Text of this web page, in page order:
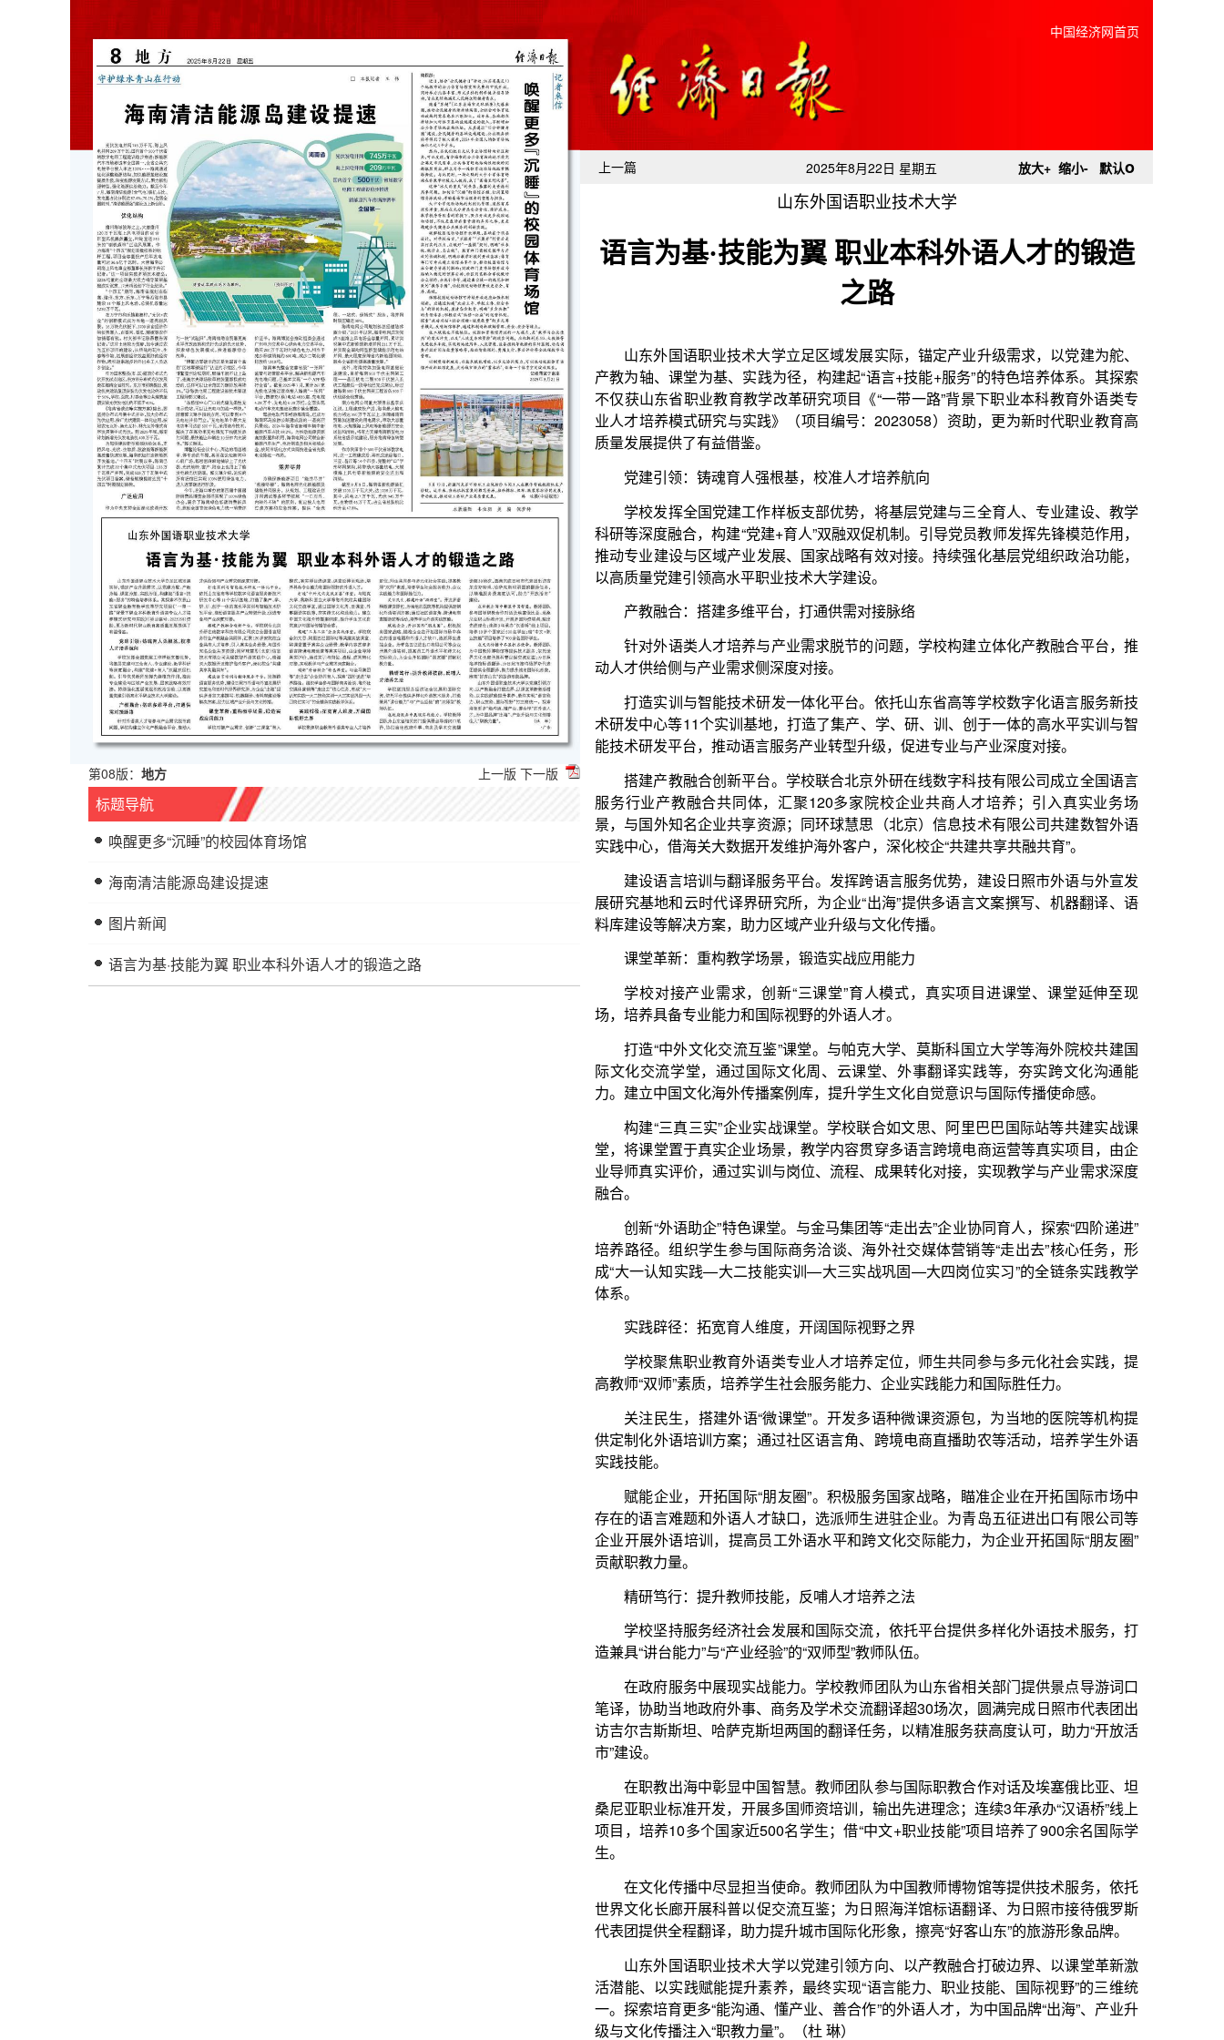
第08版： 地方 上一版 下一版
标题导航
唤醒更多“沉睡”的校园体育场馆
海南清洁能源岛建设提速
图片新闻
语言为基·技能为翼 职业本科外语人才的锻造之路
中国经济网首页
上一篇 2025年8月22日 星期五 放大+ 缩小- 默认o
山东外国语职业技术大学
语言为基·技能为翼 职业本科外语人才的锻造
之路
山东外国语职业技术大学立足区域发展实际，锚定产业升级需求，以党建为舵、
产教为轴、课堂为基、实践为径，构建起“语言+技能+服务”的特色培养体系。其探索
不仅获山东省职业教育教学改革研究项目《“一带一路”背景下职业本科教育外语类专
业人才培养模式研究与实践》（项目编号：2023058）资助，更为新时代职业教育高
质量发展提供了有益借鉴。
党建引领：铸魂育人强根基，校准人才培养航向
学校发挥全国党建工作样板支部优势，将基层党建与三全育人、专业建设、教学
科研等深度融合，构建“党建+育人”双融双促机制。引导党员教师发挥先锋模范作用，
推动专业建设与区域产业发展、国家战略有效对接。持续强化基层党组织政治功能，
以高质量党建引领高水平职业技术大学建设。
产教融合：搭建多维平台，打通供需对接脉络
针对外语类人才培养与产业需求脱节的问题，学校构建立体化产教融合平台，推
动人才供给侧与产业需求侧深度对接。
打造实训与智能技术研发一体化平台。依托山东省高等学校数字化语言服务新技
术研发中心等11个实训基地，打造了集产、学、研、训、创于一体的高水平实训与智
能技术研发平台，推动语言服务产业转型升级，促进专业与产业深度对接。
搭建产教融合创新平台。学校联合北京外研在线数字科技有限公司成立全国语言
服务行业产教融合共同体，汇聚120多家院校企业共商人才培养；引入真实业务场
景，与国外知名企业共享资源；同环球慧思（北京）信息技术有限公司共建数智外语
实践中心，借海关大数据开发维护海外客户，深化校企“共建共享共融共育”。
建设语言培训与翻译服务平台。发挥跨语言服务优势，建设日照市外语与外宣发
展研究基地和云时代译界研究所，为企业“出海”提供多语言文案撰写、机器翻译、语
料库建设等解决方案，助力区域产业升级与文化传播。
课堂革新：重构教学场景，锻造实战应用能力
场，培养具备专业能力和国际视野的外语人才。
打造“中外文化交流互鉴”课堂。与帕克大学、莫斯科国立大学等海外院校共建国
际文化交流学堂，通过国际文化周、云课堂、外事翻译实践等，夯实跨文化沟通能
力。建立中国文化海外传播案例库，提升学生文化自觉意识与国际传播使命感。
堂，将课堂置于真实企业场景，教学内容贯穿多语言跨境电商运营等真实项目，由企
业导师真实评价，通过实训与岗位、流程、成果转化对接，实现教学与产业需求深度
创新“外语助企”特色课堂。与金马集团等“走出去”企业协同育人，探索“四阶递进”
培养路径。组织学生参与国际商务洽谈、海外社交媒体营销等“走出去”核心任务，形
成“大一认知实践—大二技能实训—大三实战巩固—大四岗位实习”的全链条实践教学
实践辟径：拓宽育人维度，开阔国际视野之界
学校聚焦职业教育外语类专业人才培养定位，师生共同参与多元化社会实践，提
高教师“双师”素质，培养学生社会服务能力、企业实践能力和国际胜任力。
关注民生，搭建外语“微课堂”。开发多语种微课资源包，为当地的医院等机构提
供定制化外语培训方案；通过社区语言角、跨境电商直播助农等活动，培养学生外语
赋能企业，开拓国际“朋友圈”。积极服务国家战略，瞄准企业在开拓国际市场中
存在的语言难题和外语人才缺口，选派师生进驻企业。为青岛五征进出口有限公司等
企业开展外语培训，提高员工外语水平和跨文化交际能力，为企业开拓国际“朋友圈”
精研笃行：提升教师技能，反哺人才培养之法
学校坚持服务经济社会发展和国际交流，依托平台提供多样化外语技术服务，打
造兼具“讲台能力”与“产业经验”的“双师型”教师队伍。
在政府服务中展现实战能力。学校教师团队为山东省相关部门提供景点导游词口
笔译，协助当地政府外事、商务及学术交流翻译超30场次，圆满完成日照市代表团出
访吉尔吉斯斯坦、哈萨克斯坦两国的翻译任务，以精准服务获高度认可，助力“开放活
在职教出海中彰显中国智慧。教师团队参与国际职教合作对话及埃塞俄比亚、坦
桑尼亚职业标准开发，开展多国师资培训，输出先进理念；连续3年承办“汉语桥”线上
项目，培养10多个国家近500名学生；借“中文+职业技能”项目培养了900余名国际学
在文化传播中尽显担当使命。教师团队为中国教师博物馆等提供技术服务，依托
世界文化长廊开展科普以促交流互鉴；为日照海洋馆标语翻译、为日照市接待俄罗斯
代表团提供全程翻译，助力提升城市国际化形象，擦亮“好客山东”的旅游形象品牌。
山东外国语职业技术大学以党建引领方向、以产教融合打破边界、以课堂革新激
活潜能、以实践赋能提升素养，最终实现“语言能力、职业技能、国际视野”的三维统
一。探索培育更多“能沟通、懂产业、善合作”的外语人才，为中国品牌“出海”、产业升
级与文化传播注入“职教力量”。（杜 琳）